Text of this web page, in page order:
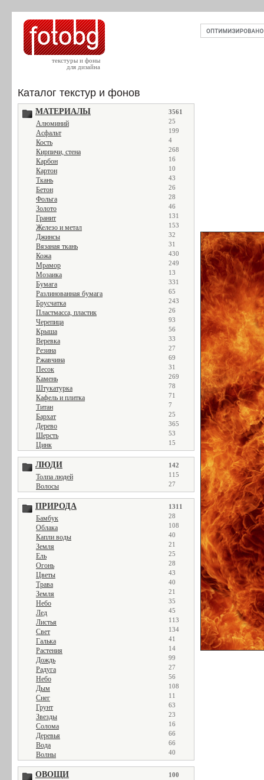
текстуры и фоны
для дизайна
Каталог текстур и фонов
МАТЕРИАЛЫ 3561
Алюминий 25
Асфальт 199
Кость 4
Кирпичи, стена 268
Карбон 16
Картон 10
Ткань 43
Бетон 26
Фольга 28
Золото 46
Гранит 131
Железо и метал 153
Джинсы 32
Вязаная ткань 31
Кожа 430
Мрамор 249
Мозаика 13
Бумага 331
Разлинованная бумага 65
Брусчатка 243
Пластмасса, пластик 26
Черепица 93
Крыша 56
Веревка 33
Резина 27
Ржавчина 69
Песок 31
Камень 269
Штукатурка 78
Кафель и плитка 71
Титан 7
Бархат 25
Дерево 365
Шерсть 53
Цинк 15
ЛЮДИ 142
Толпа людей 115
Волосы 27
ПРИРОДА 1311
Бамбук 28
Облака 108
Капли воды 40
Земля 21
Ель 25
Огонь 28
Цветы 43
Трава 40
Земля 21
Небо 35
Лед 45
Листья 113
Свет 134
Галька 41
Растения 14
Дождь 99
Радуга 27
Небо 56
Дым 108
Снег 11
Грунт 63
Звезды 23
Солома 16
Деревья 66
Вода 66
Волны 40
ОВОЩИ 100